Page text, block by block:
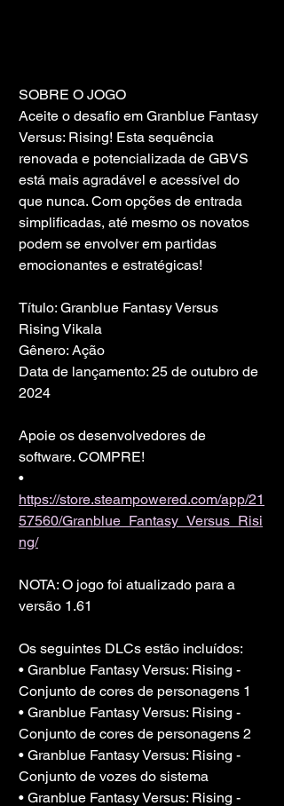
SOBRE O JOGO
Aceite o desafio em Granblue Fantasy
Versus: Rising! Esta sequência
renovada e potencializada de GBVS
está mais agradável e acessível do
que nunca. Com opções de entrada
simplificadas, até mesmo os novatos
podem se envolver em partidas
emocionantes e estratégicas!
Título: Granblue Fantasy Versus
Rising Vikala
Gênero: Ação
Data de lançamento: 25 de outubro de
2024
Apoie os desenvolvedores de
software. COMPRE!
•
https://store.steampowered.com/app/21
57560/Granblue_Fantasy_Versus_Risi
ng/
NOTA: O jogo foi atualizado para a
versão 1.61
Os seguintes DLCs estão incluídos:
• Granblue Fantasy Versus: Rising -
Conjunto de cores de personagens 1
• Granblue Fantasy Versus: Rising -
Conjunto de cores de personagens 2
• Granblue Fantasy Versus: Rising -
Conjunto de vozes do sistema
• Granblue Fantasy Versus: Rising -